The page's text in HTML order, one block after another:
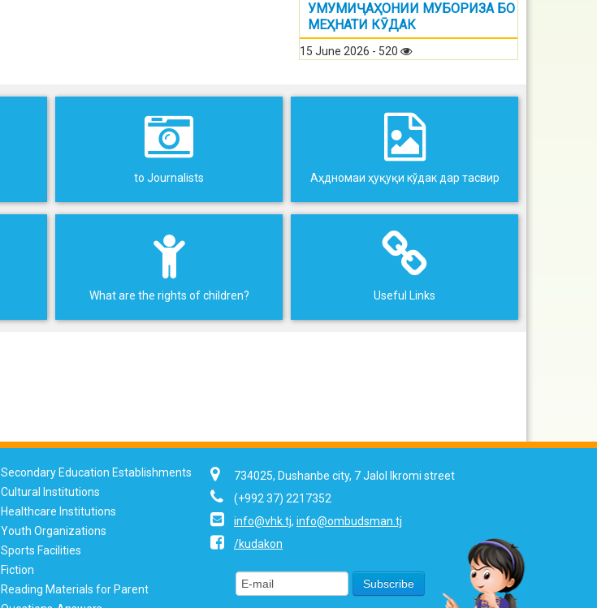
УМУМИҶАҲОНИИ МУБОРИЗА БО
МЕҲНАТИ КӮДАК
15 June 2026 - 520
to Journalists
What are the rights of children?
Аҳдномаи ҳуқуқи кўдак дар тасвир
Useful Links
Secondary Education Establishments
Cultural Institutions
Healthcare Institutions
Youth Organizations
Sports Facilities
Fiction
Reading Materials for Parent
734025, Dushanbe city, 7 Jalol Ikromi street
(+992 37) 2217352
info@vhk.tj, info@ombudsman.tj
/kudakon